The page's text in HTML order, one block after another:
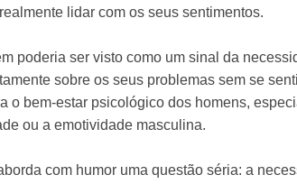
lidar com os seus sentimentos.
poderia ser visto como um sinal da
sobre os seus problemas sem se
o bem-estar psicológico dos homens,
ou a emotividade masculina.
com humor uma questão séria: a